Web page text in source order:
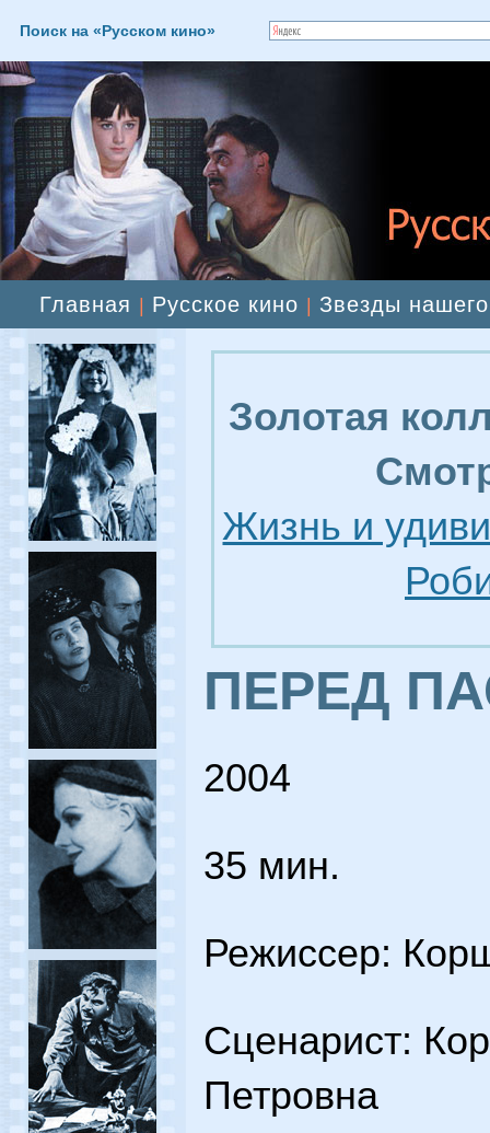
Поиск на «Русском кино»
Главная Русское кино Звезды
Золотая
Жизнь и
ПЕРЕД
2004
35 мин.
Режиссер:
Сценарист:
Петровна